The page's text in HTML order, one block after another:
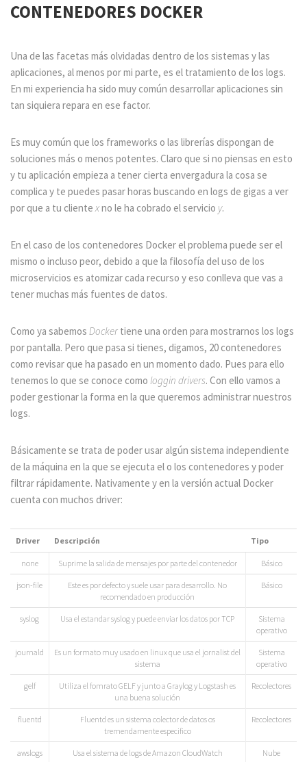
CONTENEDORES DOCKER
Una de las facetas más olvidadas dentro de los sistemas y las
aplicaciones, al menos por mi parte, es el tratamiento de los logs.
En mi experiencia ha sido muy común desarrollar aplicaciones sin
tan siquiera repara en ese factor.
Es muy común que los frameworks o las librerías dispongan de
soluciones más o menos potentes. Claro que si no piensas en esto
y tu aplicación empieza a tener cierta envergadura la cosa se
complica y te puedes pasar horas buscando en logs de gigas a ver
por que a tu clientexno le ha cobrado el servicio y.
En el caso de los contenedores Docker el problema puede ser el
mismo o incluso peor, debido a que la filosofía del uso de los
microservicios es atomizar cada recurso y eso conlleva que vas a
tener muchas más fuentes de datos.
Como ya sabemos Docker tiene una orden para mostrarnos los logs
por pantalla. Pero que pasa si tienes, digamos, 20 contenedores
como revisar que ha pasado en un momento dado. Pues para ello
tenemos lo que se conoce como loggin drivers. Con ello vamos a
poder gestionar la forma en la que queremos administrar nuestros
logs.
Básicamente se trata de poder usar algún sistema independiente
de la máquina en la que se ejecuta el o los contenedores y poder
filtrar rápidamente. Nativamente y en la versión actual Docker
cuenta con muchos driver:
Driver Descripción Tipo
none Suprime la salida de mensajes por parte del contenedor Básico
json-file
Este es por defecto y suele usar para desarrollo. No
recomendado en producción
Básico
syslog Usa el estandar syslog y puede enviar los datos por TCP
Sistema
operativo
journald
Es un formato muy usado en linux que usa el jornalist del
sistema
Sistema
operativo
gelf
Utiliza el fomrato GELF y junto a Graylog y Logstash es
una buena solución
Recolectores
fluentd
Fluentd es un sistema colector de datos os
tremendamente especifico
Recolectores
awslogs Usa el sistema de logs de Amazon CloudWatch Nube